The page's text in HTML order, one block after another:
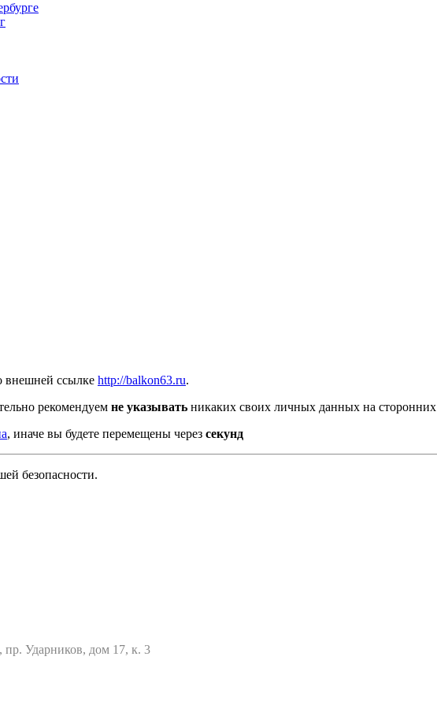
внешней ссылке http://balkon63.ru.
рекомендуем не указывать никаких своих личных данных на сторонних
, иначе вы будете перемещены через секунд
безопасности.
Ударников, дом 17, к. 3